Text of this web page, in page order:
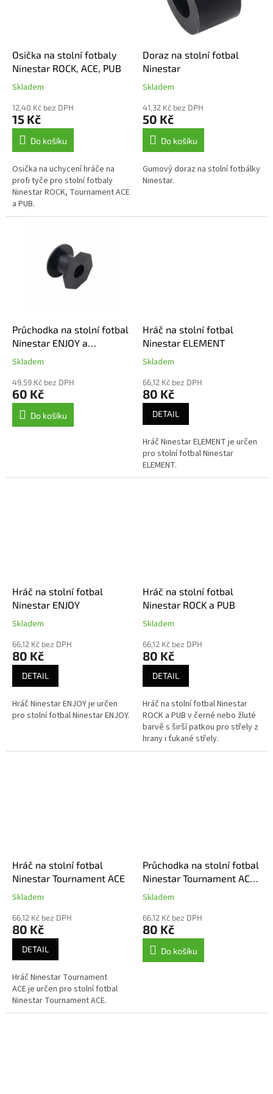
Osička na stolní fotbaly
Ninestar ROCK, ACE, PUB
Skladem
12,40 Kč bez DPH
15 Kč
Do košíku
Osička na uchycení hráče na
profi tyče pro stolní fotbaly
Ninestar ROCK, Tournament ACE
a PUB.
Doraz na stolní fotbal
Ninestar
Skladem
41,32 Kč bez DPH
50 Kč
Do košíku
Gumový doraz na stolní fotbálky
Ninestar.
Průchodka na stolní fotbal
Ninestar ENJOY a
ELEMENT
Skladem
49,59 Kč bez DPH
60 Kč
Do košíku
Hráč na stolní fotbal
Ninestar ELEMENT
Skladem
66,12 Kč bez DPH
80 Kč
DETAIL
Hráč Ninestar ELEMENT je určen
pro stolní fotbal Ninestar
ELEMENT.
Hráč na stolní fotbal
Ninestar ENJOY
Skladem
66,12 Kč bez DPH
80 Kč
DETAIL
Hráč Ninestar ENJOY je určen
pro stolní fotbal Ninestar ENJOY.
Hráč na stolní fotbal
Ninestar ROCK a PUB
Skladem
66,12 Kč bez DPH
80 Kč
DETAIL
Hráč na stolní fotbal Ninestar
ROCK a PUB v černé nebo žluté
barvě s širší patkou pro střely z
hrany i ťukané střely.
Hráč na stolní fotbal
Ninestar Tournament ACE
Skladem
66,12 Kč bez DPH
80 Kč
DETAIL
Hráč Ninestar Tournament
ACE je určen pro stolní fotbal
Ninestar Tournament ACE.
Průchodka na stolní fotbal
Ninestar Tournament ACE,
ROCK a PUB
Skladem
66,12 Kč bez DPH
80 Kč
Do košíku